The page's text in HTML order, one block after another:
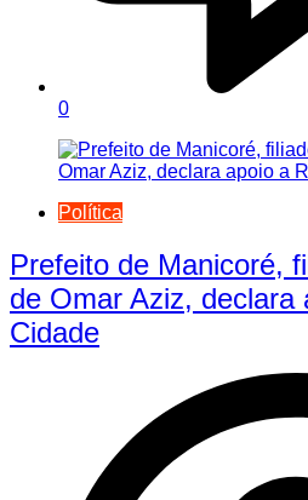
0
Política
Prefeito de Manicoré,
de Omar Aziz, declara
Cidade